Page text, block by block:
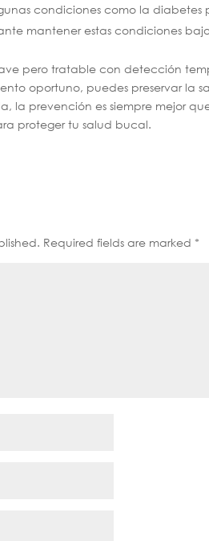
condiciones como la
mantener estas condiciones
pero tratable con detección
oportuno, puedes preservar la
la prevención es siempre mejor
proteger tu salud bucal.
Required fields are marked *